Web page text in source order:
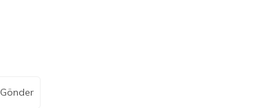
Gönder